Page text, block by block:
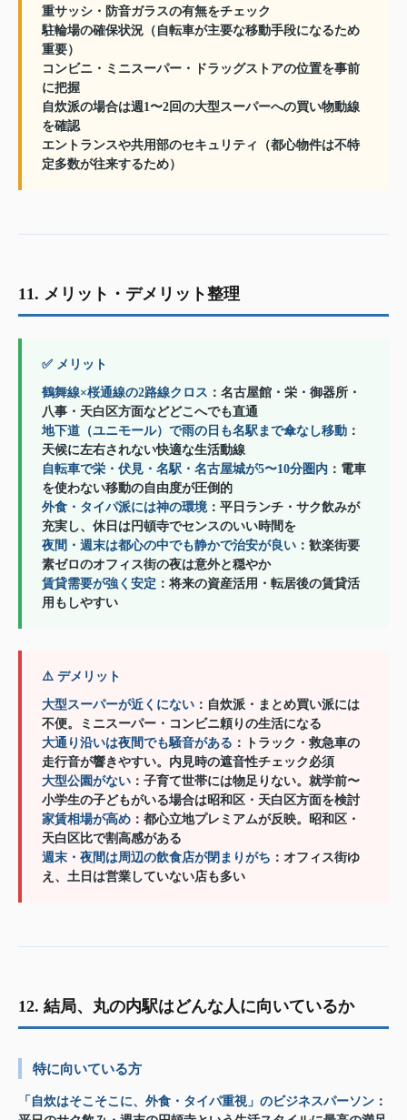
重サッシ・防音ガラスの有無をチェック
駐輪場の確保状況（自転車が主要な移動手段になるため
重要）
コンビニ・ミニスーパー・ドラッグストアの位置を事前
に把握
自炊派の場合は週1〜2回の大型スーパーへの買い物動線
を確認
エントランスや共用部のセキュリティ（都心物件は不特
定多数が往来するため）
11. メリット・デメリット整理
✅ メリット
鶴舞線×桜通線の2路線クロス ：名古屋館・栄・御器所・
八事・天白区方面などどこへでも直通
地下道（ユニモール）で雨の日も名駅まで傘なし移動 ：
天候に左右されない快適な生活動線
自転車で栄・伏見・名駅・名古屋城が5〜10分圏内 ：電車
を使わない移動の自由度が圧倒的
外食・タイパ派には神の環境：平日ランチ・サク飲みが
充実し、休日は円頓寺でセンスのいい時間を
夜間・週末は都心の中でも静かで治安が良い ：歓楽街要
素ゼロのオフィス街の夜は意外と穏やか
賃貸需要が強く安定 ：将来の資産活用・転居後の賃貸活
用もしやすい
⚠️ デメリット
大型スーパーが近くにない ：自炊派・まとめ買い派には
不便。ミニスーパー・コンビニ頼りの生活になる
大通り沿いは夜間でも騒音がある ：トラック・救急車の
走行音が響きやすい。内見時の遮音性チェック必須
大型公園がない ：子育て世帯には物足りない。就学前〜
小学生の子どもがいる場合は昭和区・天白区方面を検討
家賃相場が高め ：都心立地プレミアムが反映。昭和区・
天白区比で割高感がある
週末・夜間は周辺の飲食店が閉まりがち ：オフィス街ゆ
え、土日は営業していない店も多い
12. 結局、丸の内駅はどんな人に向いているか
特に向いている方
「自炊はそこそこに、外食・タイパ重視」のビジネスパーソン ：